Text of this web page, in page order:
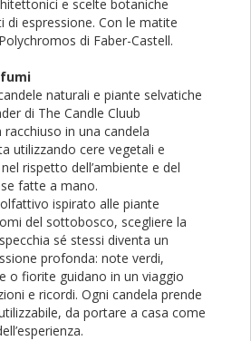
e scelte botaniche
di espressione. Con le matite
di Faber-Castell.
naturali e piante selvatiche
di The Candle Cluub
racchiuso in una candela
utilizzando cere vegetali e
rispetto dell’ambiente e del
fatte a mano.
ispirato alle piante
del sottobosco, scegliere la
sé stessi diventa un
profonda: note verdi,
o fiorite guidano in un viaggio
e ricordi. Ogni candela prende
da portare a casa come